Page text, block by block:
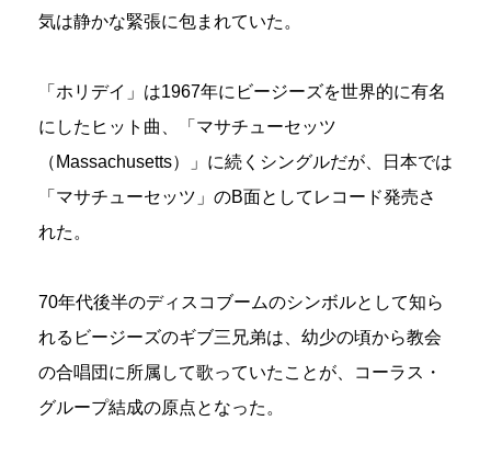
気は静かな緊張に包まれていた。
「ホリデイ」は1967年にビージーズを世界的に有名
にしたヒット曲、「マサチューセッツ
（Massachusetts）」に続くシングルだが、日本では
「マサチューセッツ」のB面としてレコード発売さ
れた。
70年代後半のディスコブームのシンボルとして知ら
れるビージーズのギブ三兄弟は、幼少の頃から教会
の合唱団に所属して歌っていたことが、コーラス・
グループ結成の原点となった。